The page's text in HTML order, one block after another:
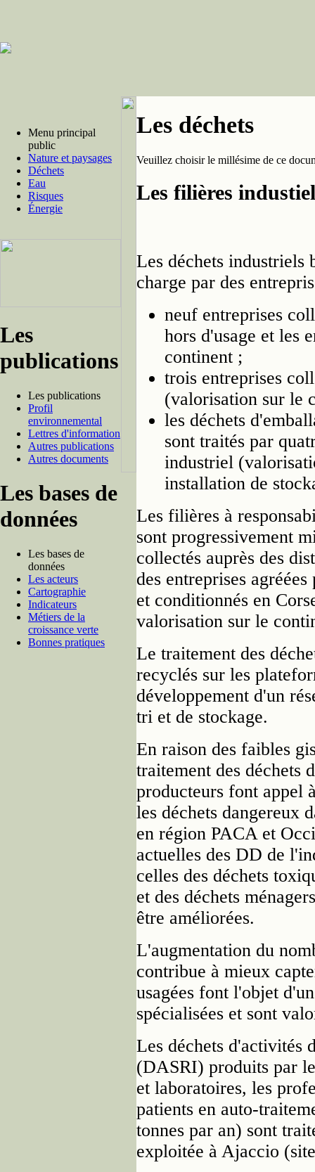
Menu principal
public
Nature et paysages
Déchets
Eau
Risques
Énergie
Les
publications
Les publications
Profil
environnemental
Lettres d'information
Autres publications
Autres documents
Les bases de
données
Les bases de
données
Les acteurs
Cartographie
Indicateurs
Métiers de la
croissance verte
Bonnes pratiques
Les déchets
Veuillez choisir le millésime de ce
Les filières
Les déchets industriels
charge par des
neuf entreprises
hors d'usage et les
continent ;
trois entreprises
(valorisation sur le
les déchets
sont traités par
industriel
installation de
Les filières à
sont progressivement
collectés auprès des
des entreprises
et conditionnés en
valorisation sur le
Le traitement des
recyclés sur les
développement d'un
tri et de stockage.
En raison des faibles
traitement des déchets
producteurs font appel
les déchets dangereux
en région PACA et
actuelles des DD de
celles des déchets
et des déchets
être améliorées.
L'augmentation du
contribue à mieux
usagées font l'objet
spécialisées et sont
Les déchets d'activités
(DASRI) produits par
et laboratoires, les
patients en auto-
tonnes par an) sont
exploitée à Ajaccio